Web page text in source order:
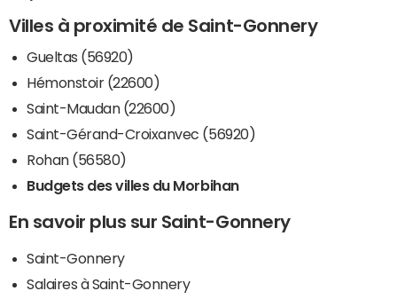
Villes à proximité de Saint-Gonnery
Gueltas (56920)
Hémonstoir (22600)
Saint-Maudan (22600)
Saint-Gérand-Croixanvec (56920)
Rohan (56580)
Budgets des villes du Morbihan
En savoir plus sur Saint-Gonnery
Saint-Gonnery
Salaires à Saint-Gonnery